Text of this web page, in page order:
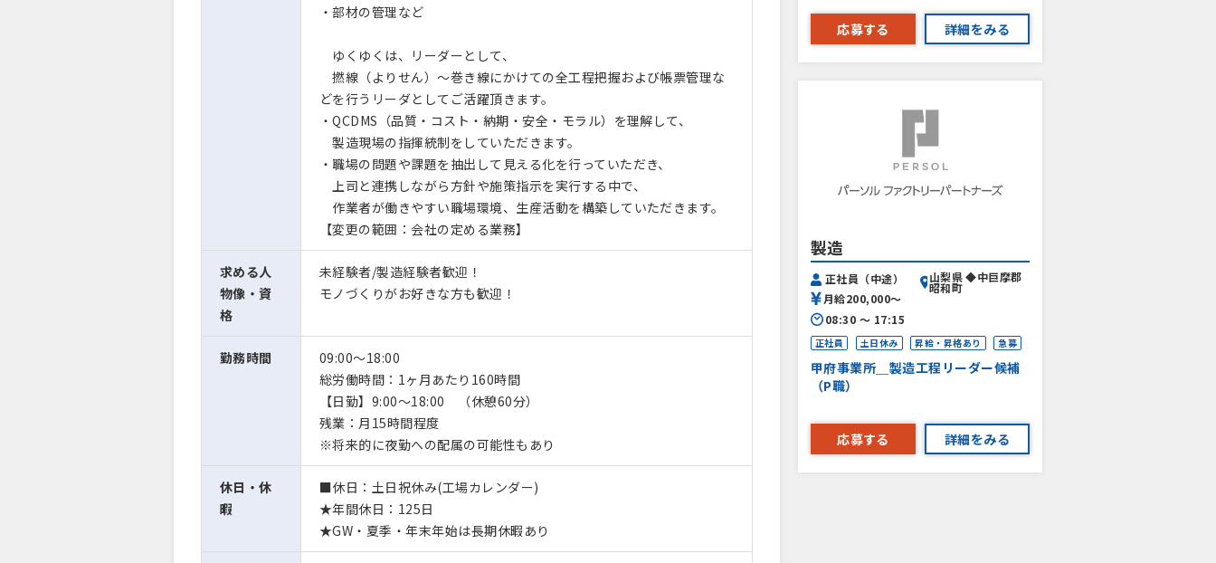
・部材の管理など
ゆくゆくは、リーダーとして、
撚線（よりせん）～巻き線にかけての全工程把握および帳票管理な
どを行うリーダとしてご活躍頂きます。
・QCDMS（品質・コスト・納期・安全・モラル）を理解して、
製造現場の指揮統制をしていただきます。
・職場の問題や課題を抽出して見える化を行っていただき、
上司と連携しながら方針や施策指示を実行する中で、
作業者が働きやすい職場環境、生産活動を構築していただきます。
【変更の範囲：会社の定める業務】
求める人
物像・資
格
未経験者/製造経験者歓迎！
モノづくりがお好きな方も歓迎！
勤務時間
09:00〜18:00
総労働時間：1ヶ月あたり160時間
【日勤】9:00～18:00 （休憩60分）
残業：月15時間程度
※将来的に夜勤への配属の可能性もあり
休日・休
暇
■休日：土日祝休み(工場カレンダー)
★年間休日：125日
★GW・夏季・年末年始は長期休暇あり
応募する 詳細をみる
製造
正社員（中途）
月給200,000〜
08:30 〜 17:15
山梨県 ◆中巨摩郡
昭和町
正社員 土日休み 昇給・昇格あり 急募
甲府事業所＿製造工程リーダー候補
（P職）
応募する 詳細をみる